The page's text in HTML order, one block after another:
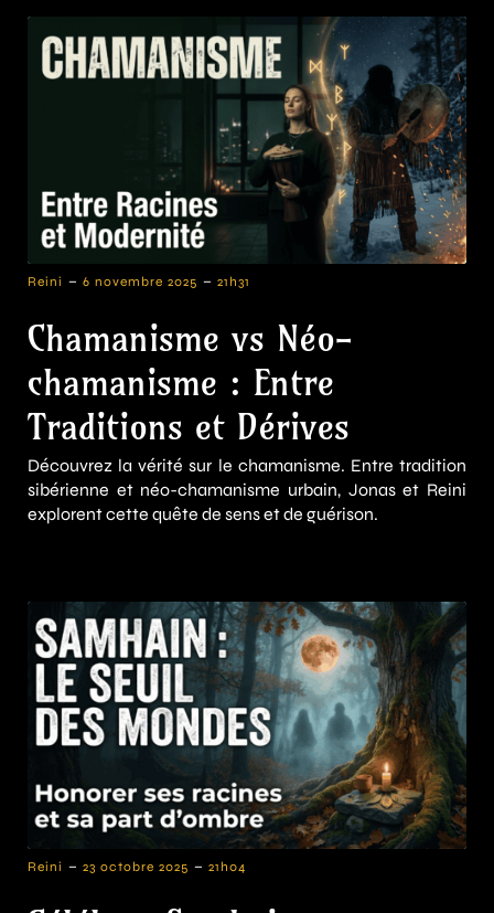
Reini - 6 novembre 2025 - 21h31
Chamanisme vs Néo-
chamanisme : Entre
Traditions et Dérives
Découvrez la vérité sur le chamanisme. Entre tradition
sibérienne et néo-chamanisme urbain, Jonas et Reini
explorent cette quête de sens et de guérison.
Reini - 23 octobre 2025 - 21h04